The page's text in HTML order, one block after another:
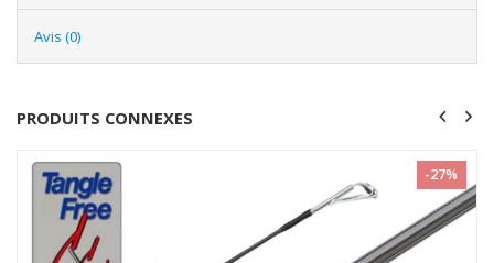
Avis (0)
PRODUITS CONNEXES
-27%